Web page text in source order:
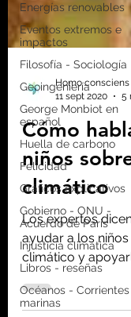
Energías renovables
Eventos extremos e
impactos
Filosofía - Sociología
Geoingeniería
George Monbiot en
español
Huella de carbono
Felicidad
Gráficos explicativos
Gobierno - ONU -
Acuerdo de Paris
Injusticia climática
Libros - reseñas
Océanos - Corrientes
marinas
Homo consciens
Cómo
niños
climático